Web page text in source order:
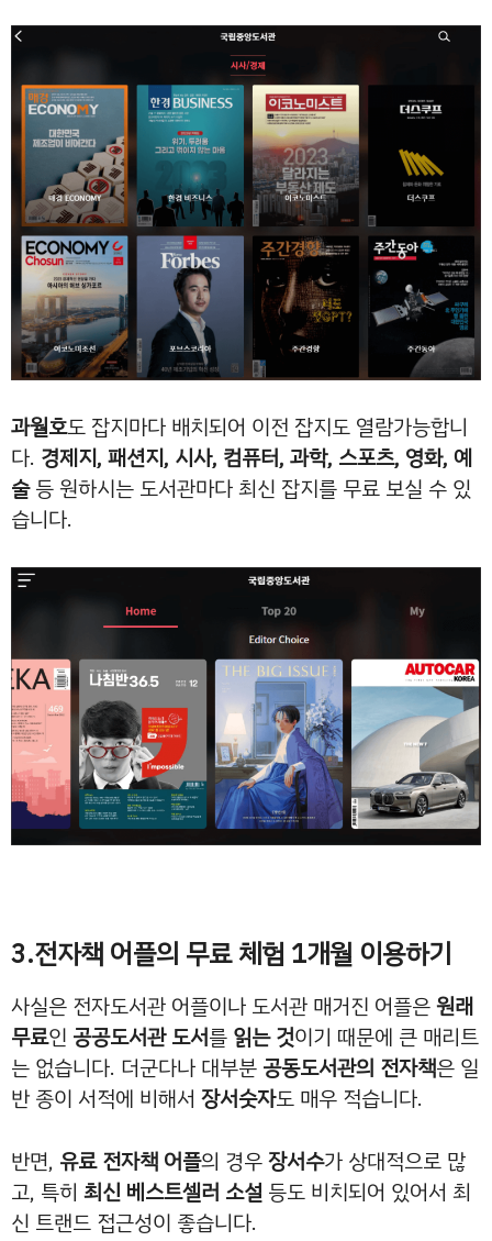
과월호도 잡지마다 배치되어 이전 잡지도 열람가능합니
다. 경제지, 패션지, 시사, 컴퓨터, 과학, 스포츠, 영화, 예
술등 원하시는 도서관마다 최신 잡지를 무료 보실 수 있
습니다.
3.전자책 어플의 무료 체험 1개월 이용하기
사실은 전자도서관 어플이나 도서관 매거진 어플은원래
무료인 공공도서관 도서를 읽는 것이기 때문에 큰 매리트
는 없습니다. 더군다나 대부분 공동도서관의 전자책은 일
반 종이 서적에 비해서 장서숫자도 매우 적습니다.
반면, 유료 전자책 어플의 경우장서수가 상대적으로 많
고, 특히 최신 베스트셀러 소설 등도 비치되어 있어서 최
신 트랜드 접근성이 좋습니다.